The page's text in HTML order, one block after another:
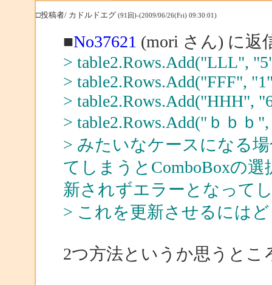
□投稿者/ カドルドエグ (91回)-(2009/06/26(Fri) 09:30:01)
■No37621 (mori さん) に返
> table2.Rows.Add("LLL",
> table2.Rows.Add("FFF",
> table2.Rows.Add("HHH",
> table2.Rows.Add("ｂｂｂ
> みたいなケースになる
てしまうとComboBoxの
新されずエラーとなって
> これを更新させるには
2つ方法というか思うと